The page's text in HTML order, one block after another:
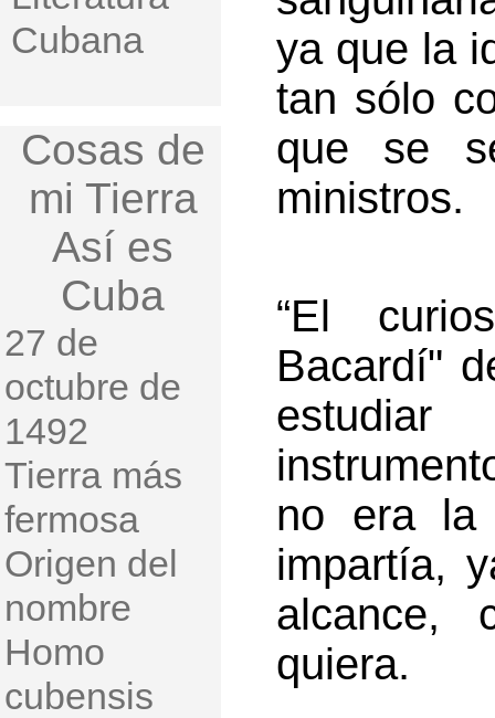
Cubana
Cosas de
mi Tierra
Así es
Cuba
27 de
octubre de
1492
Tierra más
fermosa
Origen del
nombre
Homo
cubensis
ya que la
tan sólo
que se
ministros.
“El
Bacardí"
no era la
impartía,
alcance,
quiera.